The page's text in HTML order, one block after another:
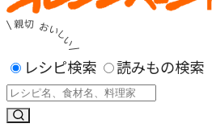
レシピ検索 読みもの検索